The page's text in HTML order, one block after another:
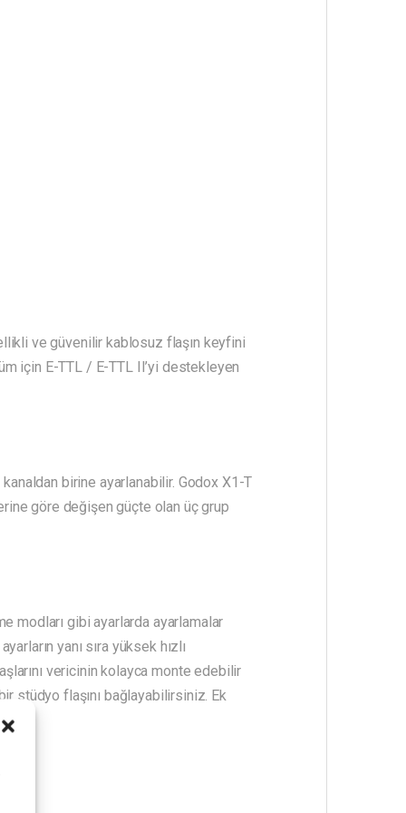
ve güvenilir kablosuz flaşın keyfini
için E-TTL / E-TTL II’yi destekleyen
birine ayarlanabilir. Godox X1-T
göre değişen güçte olan üç grup
modları gibi ayarlarda ayarlamalar
yanı sıra yüksek hızlı
vericinin kolayca monte edebilir
stüdyo flaşını bağlayabilirsiniz. Ek